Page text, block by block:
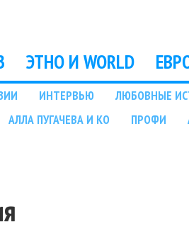
ЭТНО И WORLD
ИНТЕРВЬЮ ЛЮБОВНЫЕ
АЛЛА ПУГАЧЕВА И КО ПРОФИ